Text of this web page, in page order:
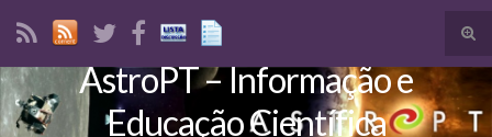
Search for:
AstroPT – Informação e
Educação Científica